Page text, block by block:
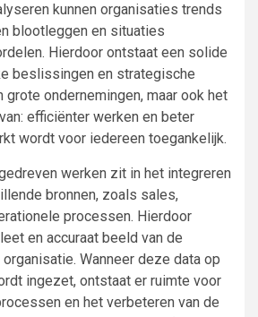
kunnen organisaties trends
blootleggen en situaties
Hierdoor ontstaat een solide
beslissingen en strategische
ondernemingen, maar ook het
efficiënter werken en beter
wordt voor iedereen toegankelijk.
werken zit in het integreren
bronnen, zoals sales,
processen. Hierdoor
en accuraat beeld van de
Wanneer deze data op
ingezet, ontstaat er ruimte voor
en het verbeteren van de